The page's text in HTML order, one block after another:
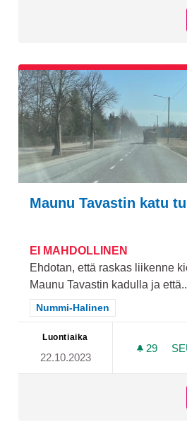
Maunu Tavastin katu
EI MAHDOLLINEN
Ehdotan, että raskas liikenne
Maunu Tavastin kadulla ja
Rajaa tulokset teeman mukaan:
Nummi-Halinen
Luontiaika
22.10.2023
29 29